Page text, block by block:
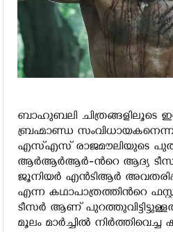
ബാഹുബലി ചിത്രങ്ങളിലൂടെ
ബ്രഹ്മാണ്ഡ
എസ്എസ് രാജമൗലിയുടെ
ആര്‍ആര്‍ആര്‍-ന്‍റെ ആദ്യ ടീസര്‍
ജൂനിയര്‍ എന്‍ടിആര്‍
എന്ന കഥാപാത്രത്തിന്‍റെ
ടീസര്‍ ആണ്
മൂലം മാര്‍ച്ചില്‍ നിര്‍ത്തിവെച്ച